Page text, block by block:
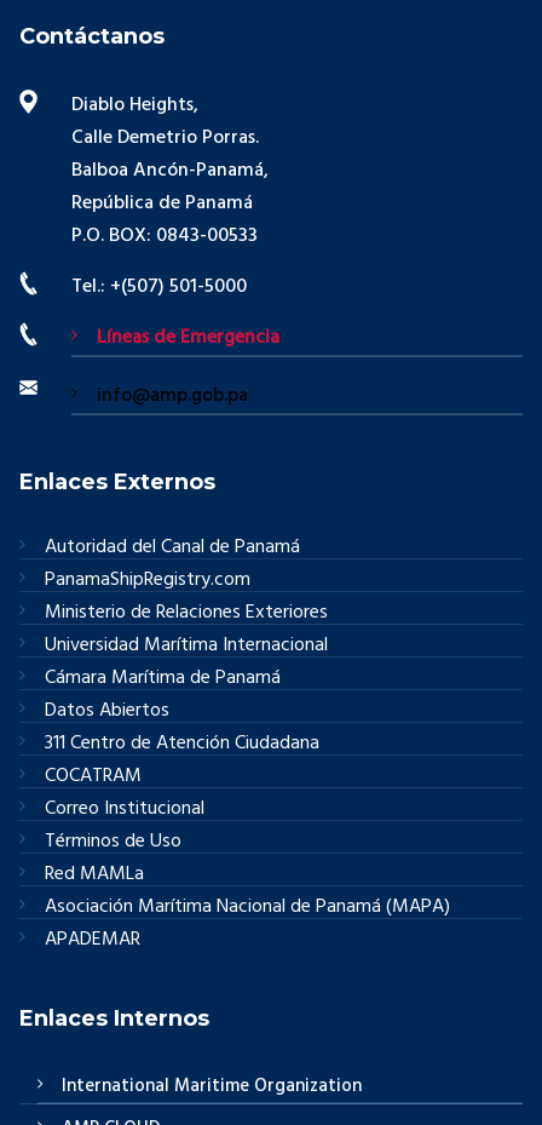
Contáctanos
Diablo Heights,
Calle Demetrio Porras.
Balboa Ancón-Panamá,
República de Panamá
P.O. BOX: 0843-00533
Tel.: +(507) 501-5000
Líneas de Emergencia
info@amp.gob.pa
Enlaces Externos
Autoridad del Canal de Panamá
PanamaShipRegistry.com
Ministerio de Relaciones Exteriores
Universidad Marítima Internacional
Cámara Marítima de Panamá
Datos Abiertos
311 Centro de Atención Ciudadana
COCATRAM
Correo Institucional
Términos de Uso
Red MAMLa
Asociación Marítima Nacional de Panamá (MAPA)
APADEMAR
Enlaces Internos
International Maritime Organization